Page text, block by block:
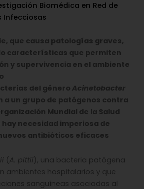
Biomédica en Red de
Infecciosas
que causa patologías graves,
características que permiten
y supervivencia en el ambiente
del género Acinetobacter
a un grupo de patógenos contra
Mundial de la Salud
necesidad imperiosa de
antibióticos eficaces
(A. pittii), una bacteria patógena
ambientes hospitalarios y que
sanguíneas asociadas al